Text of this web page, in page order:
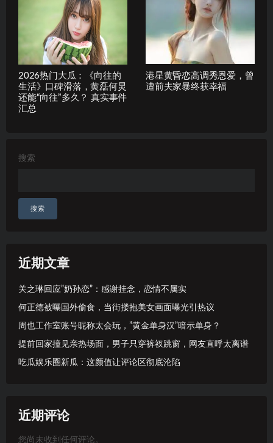
2026热门大瓜：《向往的
生活》口碑滑落，黄磊何炅
还能“向往”多久？ 真实事件
汇总
港星黄昏恋高调秀恩爱，曾
遭前夫家暴终获幸福
搜索
搜索
近期文章
关之琳回应”奶孙恋”：感谢挂念，恋情不属实
何正德被曝国外偷食，当街搂抱美女画面曝光引热议
周也工作室账号昵称太会玩，”黄金单身汉”暗示单身？
提前回家撞见亲热场面，男子只穿裤衩跳窗，网友直呼太离谱
吃瓜娱乐圈新瓜：这颜值让评论区彻底沦陷
近期评论
您尚未收到任何评论。